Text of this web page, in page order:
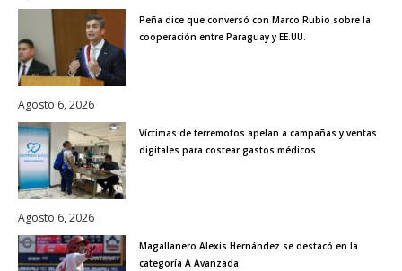
Peña dice que conversó con Marco Rubio sobre la
cooperación entre Paraguay y EE.UU.
Agosto 6, 2026
Víctimas de terremotos apelan a campañas y ventas
digitales para costear gastos médicos
Agosto 6, 2026
Magallanero Alexis Hernández se destacó en la
categoría A Avanzada